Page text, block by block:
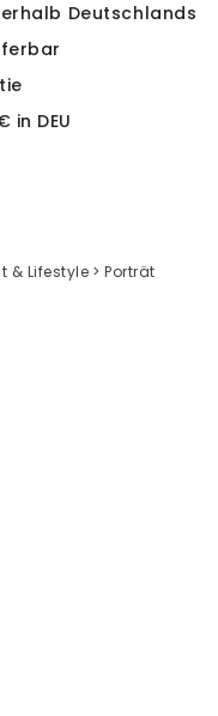
Deutschlands
DEU
& Lifestyle > Porträt